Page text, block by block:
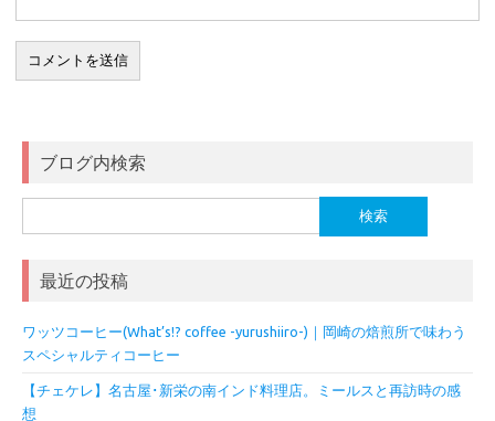
ブログ内検索
索:
最近の投稿
ワッツコーヒー(What’s!? coffee -yurushiiro-)｜岡崎の焙煎所で味わう
スペシャルティコーヒー
【チェケレ】名古屋･新栄の南インド料理店。ミールスと再訪時の感
想